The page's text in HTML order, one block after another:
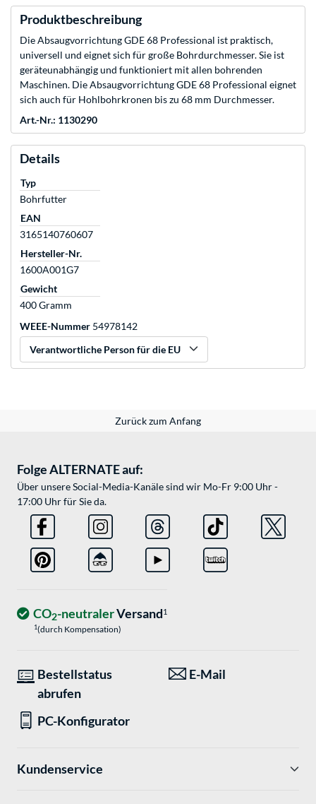
Produktbeschreibung
Die Absaugvorrichtung GDE 68 Professional ist praktisch,
universell und eignet sich für große Bohrdurchmesser. Sie ist
geräteunabhängig und funktioniert mit allen bohrenden
Maschinen. Die Absaugvorrichtung GDE 68 Professional eignet
sich auch für Hohlbohrkronen bis zu 68 mm Durchmesser.
Art.-Nr.: 1130290
Details
Typ
Bohrfutter
EAN
3165140760607
Hersteller-Nr.
1600A001G7
Gewicht
400 Gramm
WEEE-Nummer 54978142
Verantwortliche Person für die EU
Zurück zum Anfang
Folge ALTERNATE auf:
Über unsere Social-Media-Kanäle sind wir Mo-Fr 9:00 Uhr -
17:00 Uhr für Sie da.
CO2-neutralerVersand1
1(durch Kompensation)
Bestellstatus
abrufen
E-Mail
PC-Konfigurator
Kundenservice